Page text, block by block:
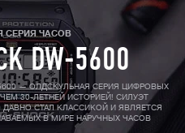
СЕРИЯ ЧАСОВ
DW-5600
5600 — ОЛДСКУЛЬНАЯ СЕРИЯ ЦИФРОВЫХ
30-ЛЕТНЕЙ ИСТОРИЕЙ! СИЛУЭТ
ДАВНО СТАЛ КЛАССИКОЙ И ЯВЛЯЕТСЯ
В МИРЕ НАРУЧНЫХ ЧАСОВ